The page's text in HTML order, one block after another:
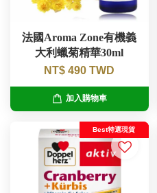
法國Aroma Zone有機義
大利蠟菊精華30ml
NT$ 490 TWD
加入購物車
Best特選現貨